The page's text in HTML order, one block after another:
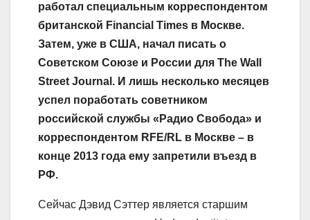
работал специальным корреспондентом
британской Financial Times в Москве.
Затем, уже в США, начал писать о
Советском Союзе и России для The Wall
Street Journal. И лишь несколько месяцев
успел поработать советником
российской службы «Радио Свобода» и
корреспондентом RFE/RL в Москве – в
конце 2013 года ему запретили въезд в
РФ.
Сейчас Дэвид Сэттер является старшим